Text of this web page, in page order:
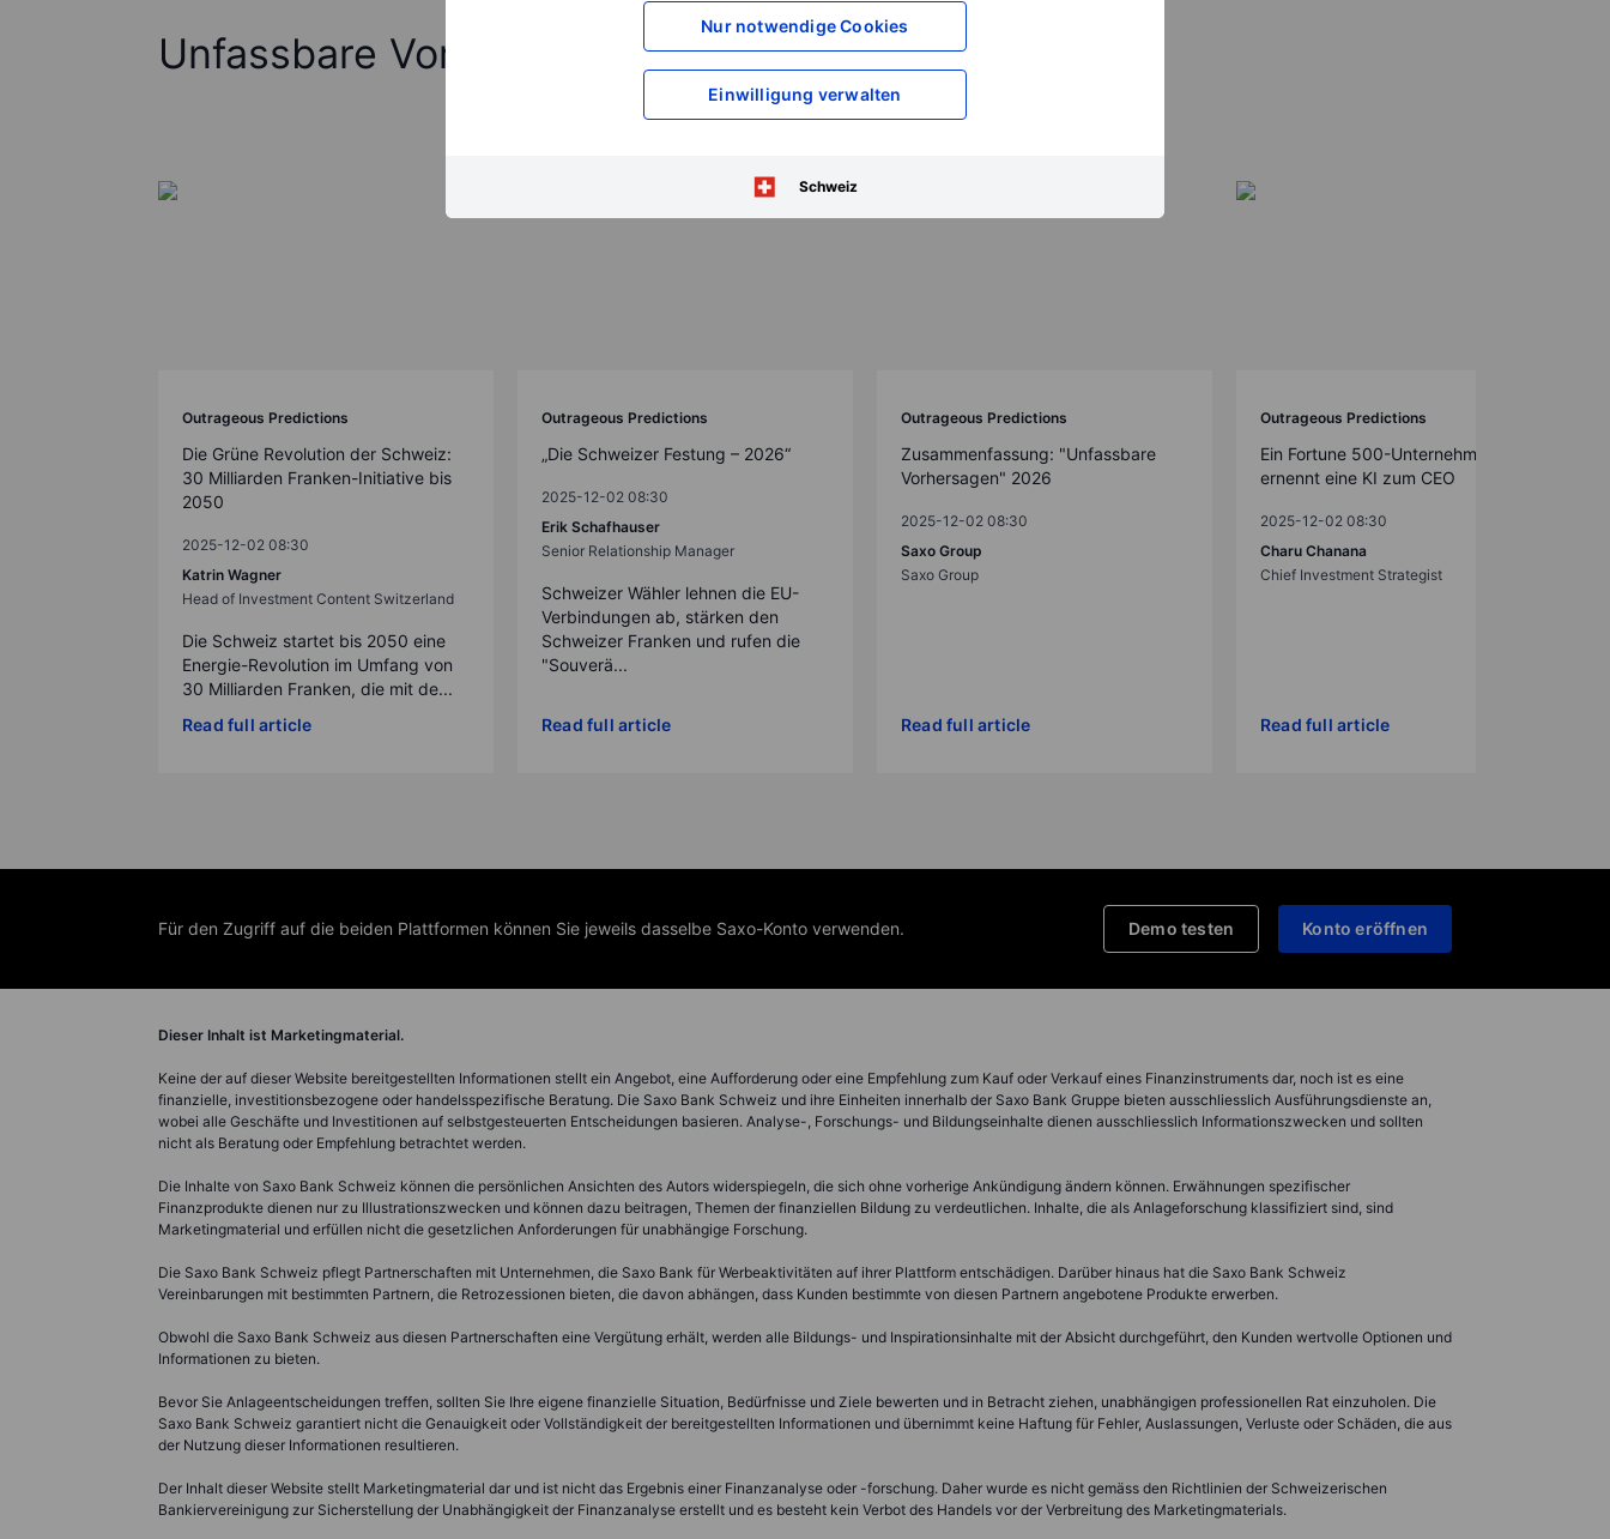
Nur notwendige Cookies
Einwilligung verwalten
Schweiz
Unfassbare Vorhersagen 2026
Outrageous Predictions
Die Grüne Revolution der Schweiz:
30 Milliarden Franken-Initiative bis
2050
2025-12-02 08:30
Katrin Wagner
Head of Investment Content Switzerland
Die Schweiz startet bis 2050 eine
Energie-Revolution im Umfang von
30 Milliarden Franken, die mit de...
Read full article
Outrageous Predictions
„Die Schweizer Festung – 2026“
2025-12-02 08:30
Erik Schafhauser
Senior Relationship Manager
Schweizer Wähler lehnen die EU-
Verbindungen ab, stärken den
Schweizer Franken und rufen die
"Souverä...
Read full article
Outrageous Predictions
Zusammenfassung: "Unfassbare
Vorhersagen" 2026
2025-12-02 08:30
Saxo Group
Saxo Group
Read full article
Outrageous Predictions
Ein Fortune 500-Unternehmen
ernennt eine KI zum CEO
2025-12-02 08:30
Charu Chanana
Chief Investment Strategist
Read full article
Für den Zugriff auf die beiden Plattformen können Sie jeweils dasselbe Saxo-Konto verwenden. Demo testen Konto eröffnen
Dieser Inhalt ist Marketingmaterial.
Keine der auf dieser Website bereitgestellten Informationen stellt ein Angebot, eine Aufforderung oder eine Empfehlung zum Kauf oder Verkauf eines Finanzinstruments dar, noch ist es eine
finanzielle, investitionsbezogene oder handelsspezifische Beratung. Die Saxo Bank Schweiz und ihre Einheiten innerhalb der Saxo Bank Gruppe bieten ausschliesslich Ausführungsdienste an,
wobei alle Geschäfte und Investitionen auf selbstgesteuerten Entscheidungen basieren. Analyse-, Forschungs- und Bildungseinhalte dienen ausschliesslich Informationszwecken und sollten
nicht als Beratung oder Empfehlung betrachtet werden.
Die Inhalte von Saxo Bank Schweiz können die persönlichen Ansichten des Autors widerspiegeln, die sich ohne vorherige Ankündigung ändern können. Erwähnungen spezifischer
Finanzprodukte dienen nur zu Illustrationszwecken und können dazu beitragen, Themen der finanziellen Bildung zu verdeutlichen. Inhalte, die als Anlageforschung klassifiziert sind, sind
Marketingmaterial und erfüllen nicht die gesetzlichen Anforderungen für unabhängige Forschung.
Die Saxo Bank Schweiz pflegt Partnerschaften mit Unternehmen, die Saxo Bank für Werbeaktivitäten auf ihrer Plattform entschädigen. Darüber hinaus hat die Saxo Bank Schweiz
Vereinbarungen mit bestimmten Partnern, die Retrozessionen bieten, die davon abhängen, dass Kunden bestimmte von diesen Partnern angebotene Produkte erwerben.
Obwohl die Saxo Bank Schweiz aus diesen Partnerschaften eine Vergütung erhält, werden alle Bildungs- und Inspirationsinhalte mit der Absicht durchgeführt, den Kunden wertvolle Optionen und
Informationen zu bieten.
Bevor Sie Anlageentscheidungen treffen, sollten Sie Ihre eigene finanzielle Situation, Bedürfnisse und Ziele bewerten und in Betracht ziehen, unabhängigen professionellen Rat einzuholen. Die
Saxo Bank Schweiz garantiert nicht die Genauigkeit oder Vollständigkeit der bereitgestellten Informationen und übernimmt keine Haftung für Fehler, Auslassungen, Verluste oder Schäden, die aus
der Nutzung dieser Informationen resultieren.
Der Inhalt dieser Website stellt Marketingmaterial dar und ist nicht das Ergebnis einer Finanzanalyse oder -forschung. Daher wurde es nicht gemäss den Richtlinien der Schweizerischen
Bankiervereinigung zur Sicherstellung der Unabhängigkeit der Finanzanalyse erstellt und es besteht kein Verbot des Handels vor der Verbreitung des Marketingmaterials.